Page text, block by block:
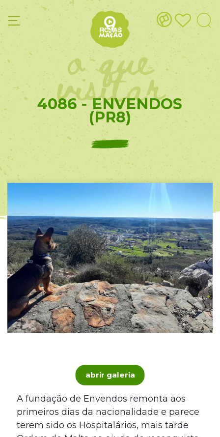
o que
visitar
4086 - ENVENDOS
(PR8)
abrir galeria
A fundação de Envendos remonta aos
primeiros dias da nacionalidade e parece
terem sido os Hospitalários, mais tarde